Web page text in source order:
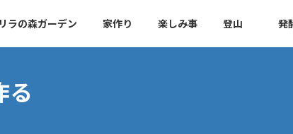
ラの森ガーデン 家作り 楽しみ事 登山 発
る